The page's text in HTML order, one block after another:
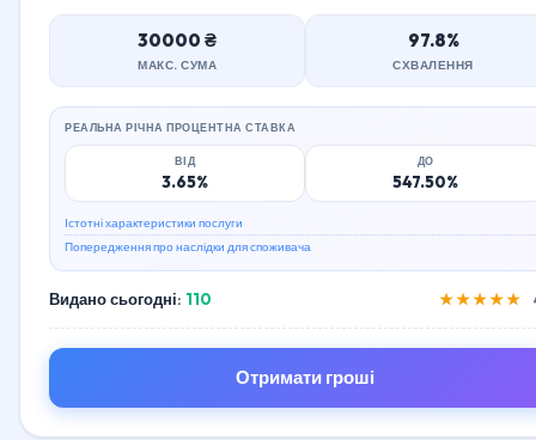
30000 ₴
МАКС. СУМА
97.8%
СХВАЛЕННЯ
РЕАЛЬНА РІЧНА ПРОЦЕНТНА СТАВКА
ВІД
3.65%
ДО
547.50%
Істотні характеристики послуги
Попередження про наслідки для споживача
Видано сьогодні: 110 ★★★★★
Отримати гроші